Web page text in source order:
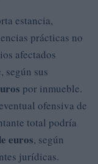
estancia,
prácticas no
afectados
según sus
por inmueble.
ofensiva de
total podría
euros, según
jurídicas.